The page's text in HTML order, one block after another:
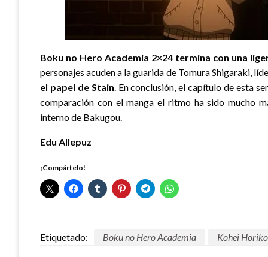
Boku no Hero Academia 2×24 termina con una
personajes acuden a la guarida de Tomura Shigaraki,
el papel de Stain. En conclusión, el capítulo de esta
comparación con el manga el ritmo ha sido mucho
interno de Bakugou.
Edu Allepuz
¡Compártelo!
Etiquetado: Boku no Hero Academia Kohei